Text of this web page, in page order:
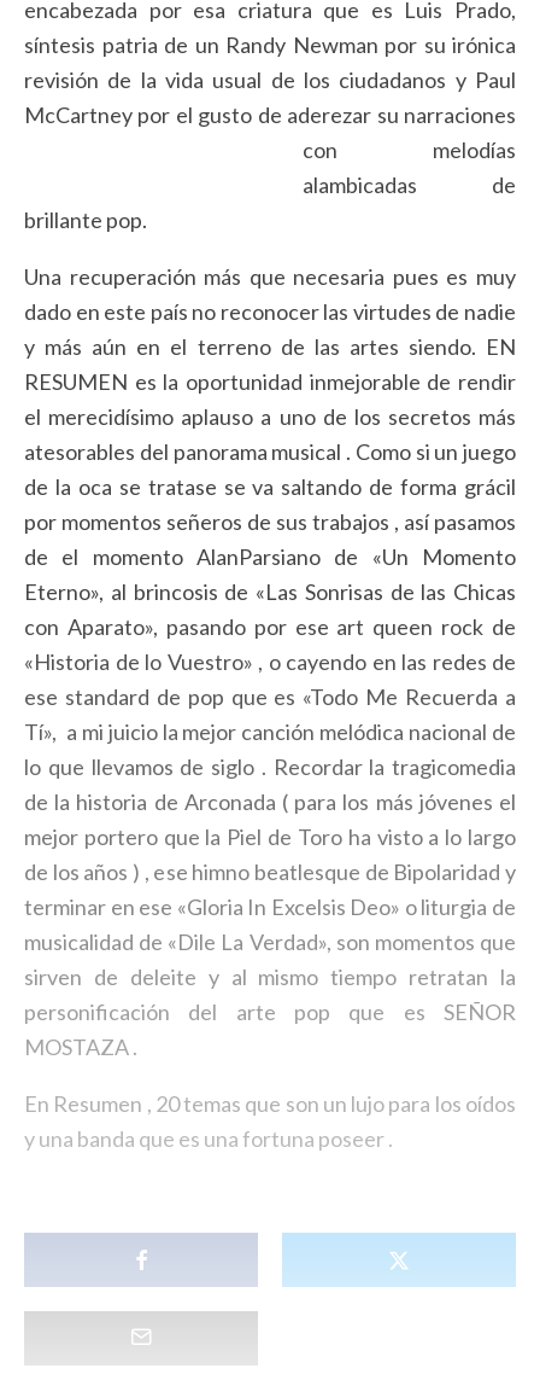
encabezada por esa criatura que es Luis Prado,
síntesis patria de un Randy Newman por su irónica
revisión de la vida usual de los ciudadanos y Paul
McCartney por el gusto de aderezar su narraciones
con melodías
alambicadas de
brillante pop.
Una recuperación más que necesaria pues es muy
dado en este país no reconocer las virtudes de nadie
y más aún en el terreno de las artes siendo. EN
RESUMEN es la oportunidad inmejorable de rendir
el merecidísimo aplauso a uno de los secretos más
atesorables del panorama musical . Como si un juego
de la oca se tratase se va saltando de forma grácil
por momentos señeros de sus trabajos , así pasamos
de el momento AlanParsiano de «Un Momento
Eterno», al brincosis de «Las Sonrisas de las Chicas
con Aparato», pasando por ese art queen rock de
«Historia de lo Vuestro» , o cayendo en las redes de
ese standard de pop que es «Todo Me Recuerda a
Tí», a mi juicio la mejor canción melódica nacional de
lo que llevamos de siglo . Recordar la tragicomedia
de la historia de Arconada ( para los más jóvenes el
mejor portero que la Piel de Toro ha visto a lo largo
de los años ) , ese himno beatlesque de Bipolaridad y
terminar en ese «Gloria In Excelsis Deo» o liturgia de
musicalidad de «Dile La Verdad», son momentos que
sirven de deleite y al mismo tiempo retratan la
personificación del arte pop que es SEÑOR
MOSTAZA .
En Resumen , 20 temas que son un lujo para los oídos
y una banda que es una fortuna poseer .